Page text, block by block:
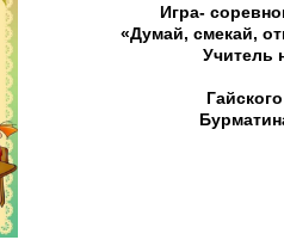
Игра-
«Думай, смекай,
Учитель